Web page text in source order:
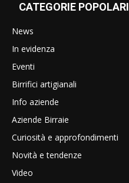
CATEGORIE POPOLARI
News
In evidenza
Eventi
Birrifici artigianali
Info aziende
Aziende Birraie
Curiosità e approfondimenti
Novità e tendenze
Video